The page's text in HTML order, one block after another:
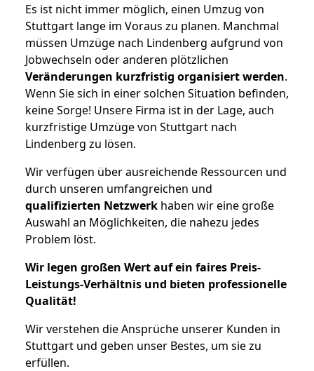
Es ist nicht immer möglich, einen Umzug von
Stuttgart lange im Voraus zu planen. Manchmal
müssen Umzüge nach Lindenberg aufgrund von
Jobwechseln oder anderen plötzlichen
Veränderungen kurzfristig organisiert werden.
Wenn Sie sich in einer solchen Situation befinden,
keine Sorge! Unsere Firma ist in der Lage, auch
kurzfristige Umzüge von Stuttgart nach
Lindenberg zu lösen.
Wir verfügen über ausreichende Ressourcen und
durch unseren umfangreichen und
qualifizierten Netzwerk haben wir eine große
Auswahl an Möglichkeiten, die nahezu jedes
Problem löst.
Wir legen großen Wert auf ein faires Preis-
Leistungs-Verhältnis und bieten professionelle
Qualität!
Wir verstehen die Ansprüche unserer Kunden in
Stuttgart und geben unser Bestes, um sie zu
erfüllen.